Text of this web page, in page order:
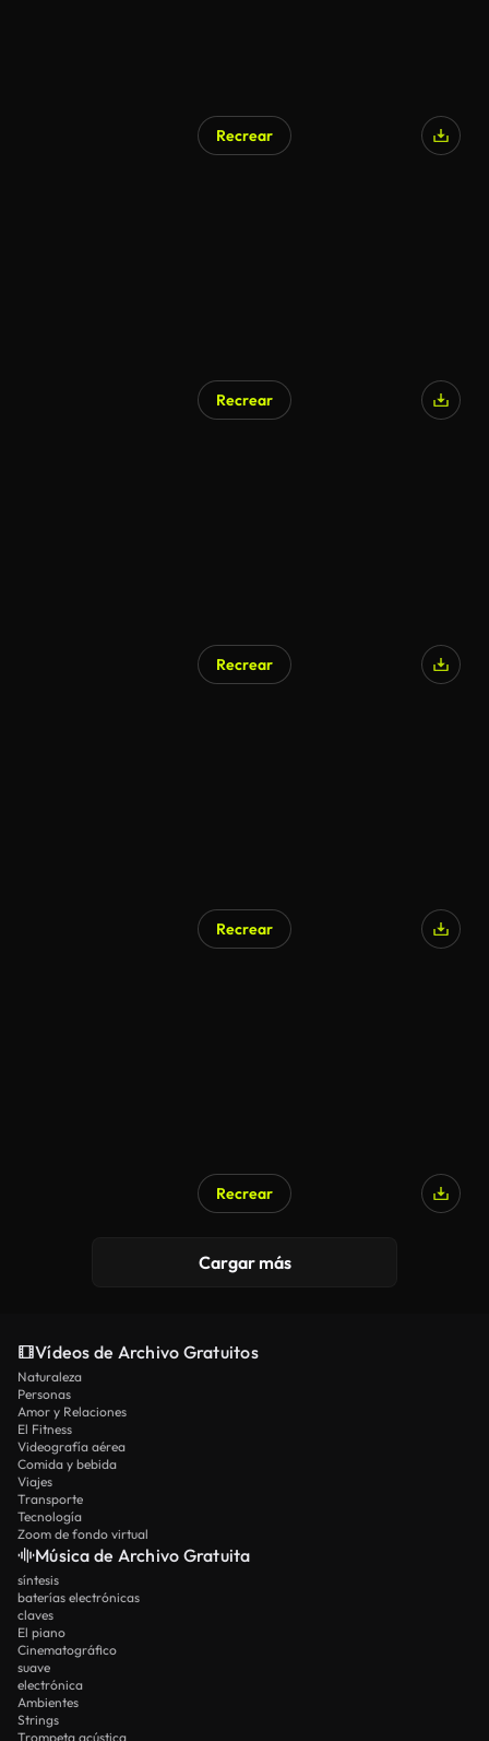
Recrear
Recrear
Recrear
Recrear
Recrear
Cargar más
Vídeos de Archivo Gratuitos
Naturaleza
Personas
Amor y Relaciones
El Fitness
Videografía aérea
Comida y bebida
Viajes
Transporte
Tecnología
Zoom de fondo virtual
Música de Archivo Gratuita
síntesis
baterías electrónicas
claves
El piano
Cinematográfico
suave
electrónica
Ambientes
Strings
Trompeta acústica